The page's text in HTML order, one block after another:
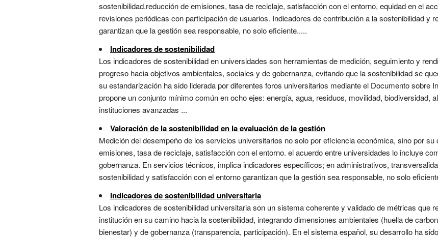
sostenibilidad.reducción de emisiones, tasa de reciclaje, satisfacción con el entorno, equidad en el
revisiones periódicas con participación de usuarios. Indicadores de contribución a la sostenibilidad y
garantizan que la gestión sea responsable, no solo eficiente.....
Indicadores de sostenibilidad
Los indicadores de sostenibilidad en universidades son herramientas de medición, seguimiento y
progreso hacia objetivos ambientales, sociales y de gobernanza, evitando que la sostenibilidad se
su estandarización ha sido liderada por diferentes foros universitarios mediante el Documento sobre
propone un conjunto mínimo común en ocho ejes: energía, agua, residuos, movilidad, biodiversidad,
instituciones avanzadas ...
Valoración de la sostenibilidad en la evaluación de la gestión
Medición del desempeño de los servicios universitarios no solo por eficiencia económica, sino por
emisiones, tasa de reciclaje, satisfacción con el entorno. el acuerdo entre universidades lo incluye
gobernanza. En servicios técnicos, implica indicadores específicos; en administrativos,
sostenibilidad y satisfacción con el entorno garantizan que la gestión sea responsable, no solo
Indicadores de sostenibilidad universitaria
Los indicadores de sostenibilidad universitaria son un sistema coherente y validado de métricas que
institución en su camino hacia la sostenibilidad, integrando dimensiones ambientales (huella de
bienestar) y de gobernanza (transparencia, participación). En el sistema español, su desarrollo ha